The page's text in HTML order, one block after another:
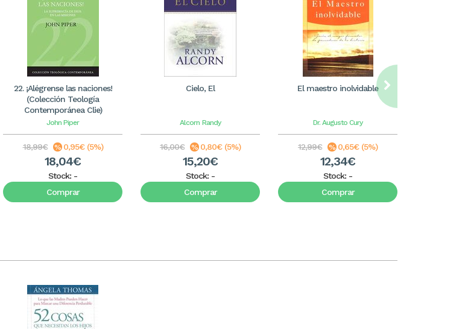
22. ¡Alégrense las naciones!
(Colección Teología
Contemporánea Clie)
John Piper
18,99€ 0,95€ (5%)
18,04€
Stock: -
Comprar
Cielo, El
Alcorn Randy
16,00€ 0,80€ (5%)
15,20€
Stock: -
Comprar
El maestro inolvidable
Dr. Augusto Cury
12,99€ 0,65€ (5%)
12,34€
Stock: -
Comprar